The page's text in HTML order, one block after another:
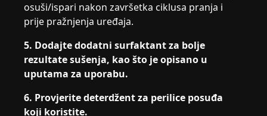
osuši/ispari nakon završetka ciklusa pranja i
prije pražnjenja uređaja.
5. Dodajte dodatni surfaktant za bolje
rezultate sušenja, kao što je opisano u
uputama za uporabu.
6. Provjerite deterdžent za perilice posuđa
koji koristite.